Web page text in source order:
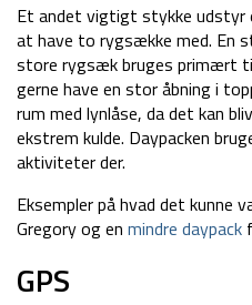
Et andet vigtigt stykke udstyr
at have to rygsække med. En
store rygsæk bruges primært
gerne have en stor åbning i
rum med lynlåse, da det kan
ekstrem kulde. Daypacken
aktiviteter der.
Eksempler på hvad det kunne
Gregory og en mindre daypack
GPS